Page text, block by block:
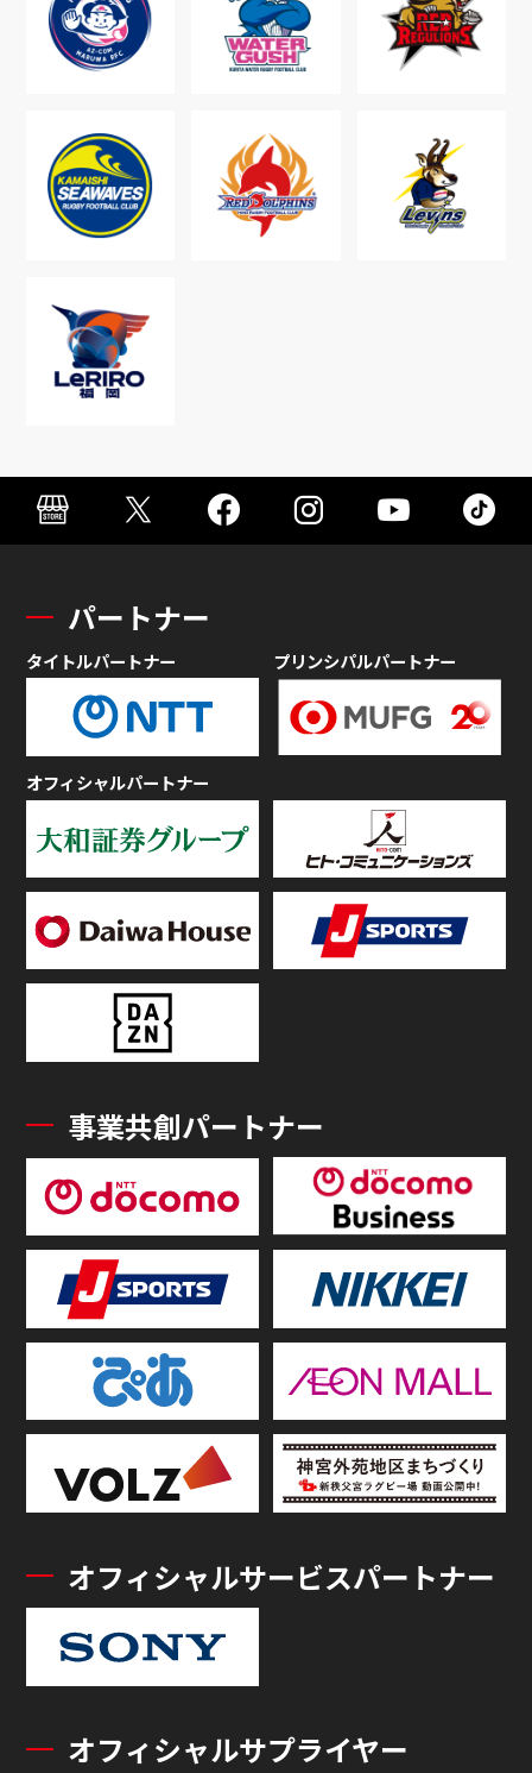
パートナー
タイトルパートナー プリンシパルパートナー
オフィシャルパートナー
事業共創パートナー
オフィシャルサービスパートナー
オフィシャルサプライヤー